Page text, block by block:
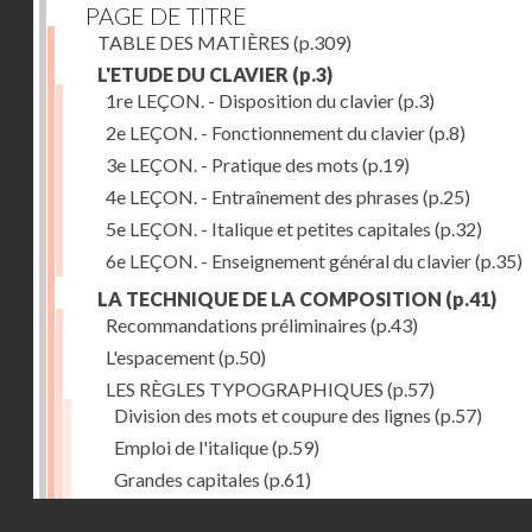
PAGE DE TITRE
TABLE DES MATIÈRES (p.309)
L'ETUDE DU CLAVIER (p.3)
1re LEÇON. - Disposition du clavier(p.3)
2e LEÇON. - Fonctionnement du clavier(p.8)
3e LEÇON. - Pratique des mots (p.19)
4e LEÇON. - Entraînement des phrases (p.25)
5e LEÇON. - Italique et petites capitales (p.32)
6e LEÇON. - Enseignement général du clavier(p.35)
LA TECHNIQUE DE LA COMPOSITION (p.41)
Recommandations préliminaires (p.43)
L'espacement(p.50)
LES RÈGLES TYPOGRAPHIQUES (p.57)
Division des mots et coupure des lignes (p.57)
Emploi de l'italique(p.59)
Grandes capitales (p.61)